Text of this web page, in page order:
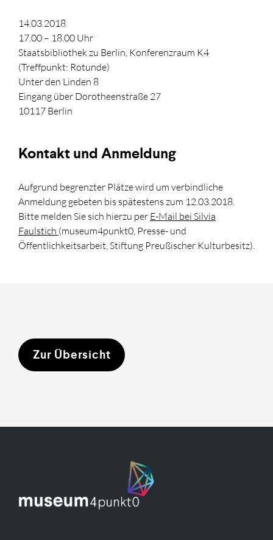
14.03.2018
17.00 – 18.00 Uhr
Staatsbibliothek zu Berlin, Konferenzraum K4
(Treffpunkt: Rotunde)
Unter den Linden 8
Eingang über Dorotheenstraße 27
10117 Berlin
Kontakt und Anmeldung
Aufgrund begrenzter Plätze wird um verbindliche
Anmeldung gebeten bis spätestens zum 12.03.2018.
Bitte melden Sie sich hierzu per E-Mail bei Silvia
Faulstich (museum4punkt0, Presse- und
Öffentlichkeitsarbeit, Stiftung Preußischer Kulturbesitz).
Zur Übersicht